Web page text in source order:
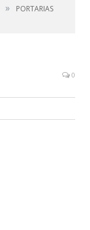
»
PORTARIAS
0